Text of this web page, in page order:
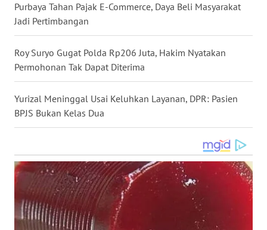
Purbaya Tahan Pajak E-Commerce, Daya Beli Masyarakat
Jadi Pertimbangan
Roy Suryo Gugat Polda Rp206 Juta, Hakim Nyatakan
Permohonan Tak Dapat Diterima
Yurizal Meninggal Usai Keluhkan Layanan, DPR: Pasien
BPJS Bukan Kelas Dua
WN
NUSANTARA
WN
JOGJA
WN
JATIM
BALI
WN
KALBAR